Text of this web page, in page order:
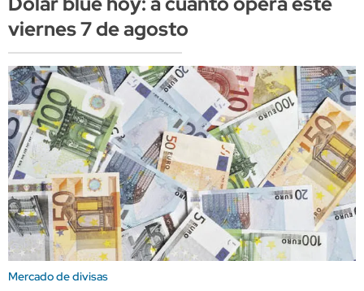
viernes 7 de agosto
Mercado de divisas